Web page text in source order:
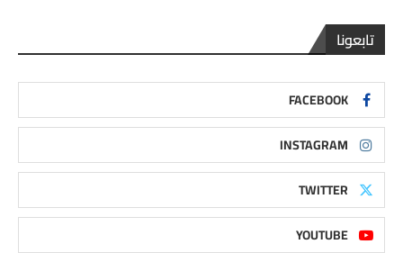
تابعونا
FACEBOOK
INSTAGRAM
TWITTER
YOUTUBE